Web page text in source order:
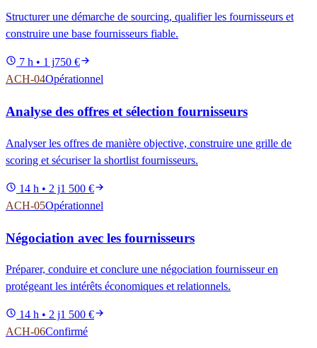
Structurer une démarche de sourcing, qualifier les fournisseurs et
construire une base fournisseurs fiable.
7 h • 1 j750 €
ACH-04Opérationnel
Analyse des offres et sélection fournisseurs
Analyser les offres de manière objective, construire une grille de
scoring et sécuriser la shortlist fournisseurs.
14 h • 2 j1 500 €
ACH-05Opérationnel
Négociation avec les fournisseurs
Préparer, conduire et conclure une négociation fournisseur en
protégeant les intérêts économiques et relationnels.
14 h • 2 j1 500 €
ACH-06Confirmé